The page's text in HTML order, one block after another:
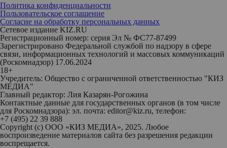
Политика конфиденциальности
Пользовательское соглашение
Согласие на обработку персональных данных
Сетевое издание KIZ.RU
Регистрационный номер: серия Эл № ФС77-87499
Зарегистрировано Федеральной службой по надзору в сфере
связи, информационных технологий и массовых коммуникаций
(Роскомнадзор) 17.06.2024
18+
Учредитель: Общество с ограниченной ответственностью "КИЗ
МЕДИА"
Главный редактор: Лия Казарян-Рогожина
Контактные данные для государственных органов (в том числе
для Роскомнадзора): эл. почта: editor@kiz.ru, телефон:
+7 (495) 22 39 888
Copyright (с) ООО «КИЗ МЕДИА», 2025. Любое
воспроизведение материалов сайта без разрешения редакции
воспрещается.